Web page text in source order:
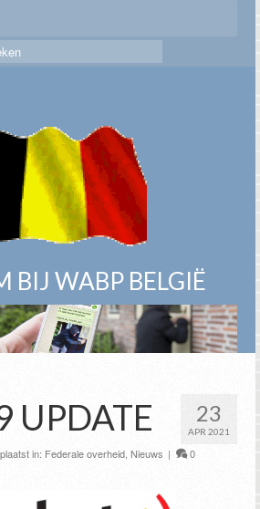
BIJ WABP BELGIË
23
APR 2021
UPDATE
in: Federale overheid, Nieuws | 0